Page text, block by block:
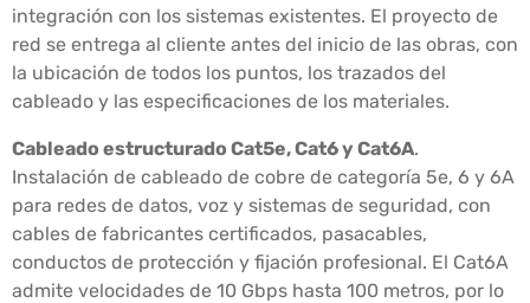
integración con los sistemas existentes. El proyecto de
red se entrega al cliente antes del inicio de las obras, con
la ubicación de todos los puntos, los trazados del
cableado y las especificaciones de los materiales.
Cableado estructurado Cat5e, Cat6 y Cat6A.
Instalación de cableado de cobre de categoría 5e, 6 y 6A
para redes de datos, voz y sistemas de seguridad, con
cables de fabricantes certificados, pasacables,
conductos de protección y fijación profesional. El Cat6A
admite velocidades de 10 Gbps hasta 100 metros, por lo